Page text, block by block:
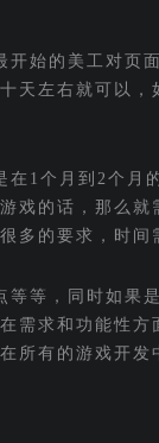
始的美工对页
天左右就可以，
1个月到2个月
戏的话，那么
多的要求，时间
等，同时如果
需求和功能性方
所有的游戏开发